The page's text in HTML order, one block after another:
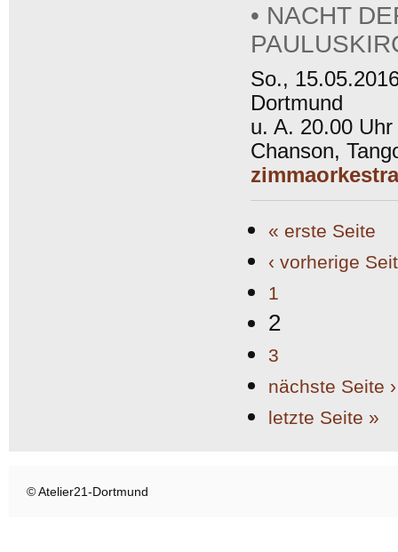
• NACHT
So.,
Dortmund
u. A. 20.00
Chanson,
« erste Seite
‹ vorherige
1
2
3
nächste Seite ›
letzte Seite »
© Atelier21-Dortmund